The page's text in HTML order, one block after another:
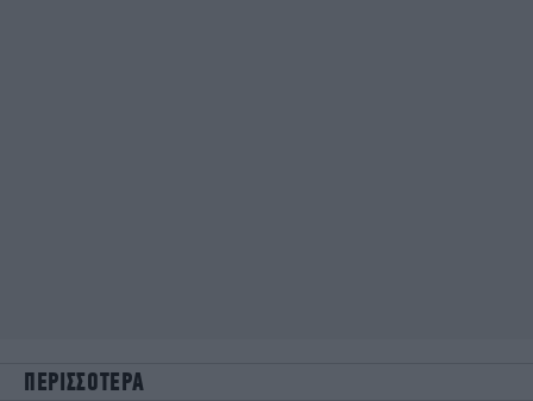
ΠΕΡΙΣΣΟΤΕΡΑ